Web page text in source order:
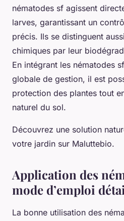
nématodes sf agissent
larves, garantissant un
précis. Ils se distinguent
chimiques par leur
En intégrant les nématodes
globale de gestion, il est
protection des plantes tout
naturel du sol.
Découvrez une solution
votre jardin sur Maluttebio.
Application des
mode d’emploi
La bonne utilisation des